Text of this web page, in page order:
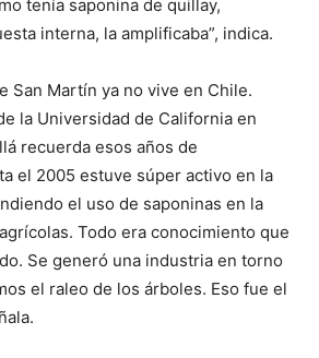
tenía saponina de quillay,
interna, la amplificaba”, indica.
San Martín ya no vive en Chile.
la Universidad de California en
recuerda esos años de
el 2005 estuve súper activo en la
el uso de saponinas en la
Todo era conocimiento que
Se generó una industria en torno
el raleo de los árboles. Eso fue el